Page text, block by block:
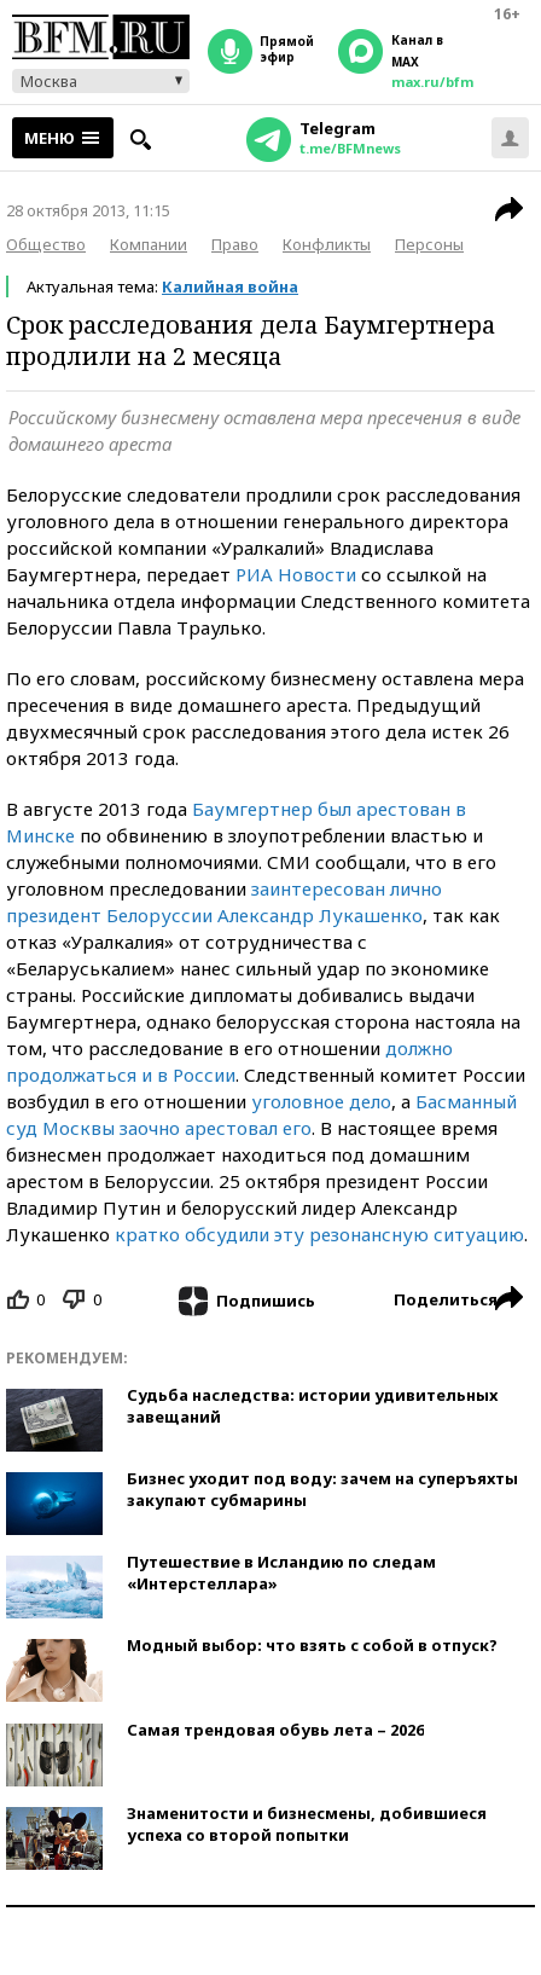
16+
Москва
прямой
эфир
Канал в
MAX
max.ru/bfm
МЕНЮ Telegram
t.me/BFMnews
28 октября 2013, 11:15
Общество
Компании Право Конфликты
Персоны
Актуальная тема: Калийная война
Срок расследования дела Баумгертнера
продлили на 2 месяца
Российскому бизнесмену оставлена мера пресечения в виде
домашнего ареста
Белорусские следователи продлили срок расследования
уголовного дела в отношении генерального директора
российской компании «Уралкалий» Владислава
Баумгертнера, передает РИА Новости со ссылкой на
начальника отдела информации Следственного комитета
Белоруссии Павла Траулько.
По его словам, российскому бизнесмену оставлена мера
пресечения в виде домашнего ареста. Предыдущий
двухмесячный срок расследования этого дела истек 26
октября 2013 года.
В августе 2013 года Баумгертнер был арестован в
Минске по обвинению в злоупотреблении властью и
служебными полномочиями. СМИ сообщали, что в его
уголовном преследовании заинтересован лично
президент Белоруссии Александр Лукашенко, так как
отказ «Уралкалия» от сотрудничества с
«Беларуськалием» нанес сильный удар по экономике
страны. Российские дипломаты добивались выдачи
Баумгертнера, однако белорусская сторона настояла на
том, что расследование в его отношении должно
продолжаться и в России. Следственный комитет России
возбудил в его отношении уголовное дело, а Басманный
суд Москвы заочно арестовал его. В настоящее время
бизнесмен продолжает находиться под домашним
арестом в Белоруссии. 25 октября президент России
Владимир Путин и белорусский лидер Александр
Лукашенко кратко обсудили эту резонансную ситуацию.
0 0 Подпишись Поделиться
РЕКОМЕНДУЕМ:
Судьба наследства: истории удивительных
завещаний
Бизнес уходит под воду: зачем на суперъяхты
закупают субмарины
Путешествие в Исландию по следам
«Интерстеллара»
Модный выбор: что взять с собой в отпуск?
Самая трендовая обувь лета – 2026
Знаменитости и бизнесмены, добившиеся
успеха со второй попытки